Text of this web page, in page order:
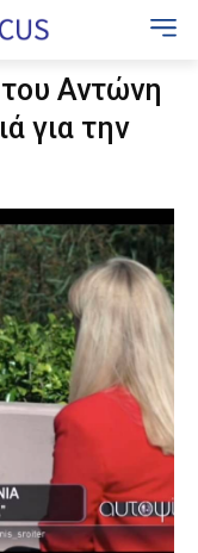
Αντώνη
για την